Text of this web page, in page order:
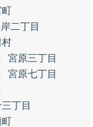
町
二丁目
村
宮原三丁目
宮原七丁目
丁目
町